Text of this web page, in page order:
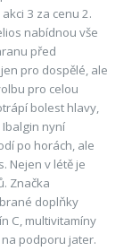
3 za cenu 2.
nabídnou vše
před
pro dospělé, ale
pro celou
bolest hlavy,
nyní
po horách, ale
Nejen v létě je
Značka
doplňky
C, multivitamíny
podporu jater.